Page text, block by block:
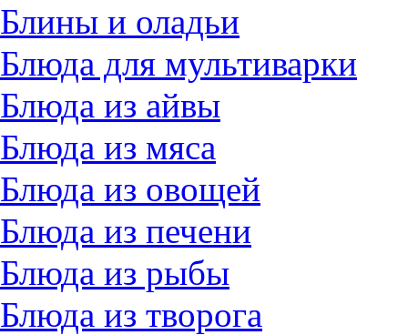
Блины и оладьи
Блюда для мультиварки
Блюда из айвы
Блюда из мяса
Блюда из овощей
Блюда из печени
Блюда из рыбы
Блюда из творога